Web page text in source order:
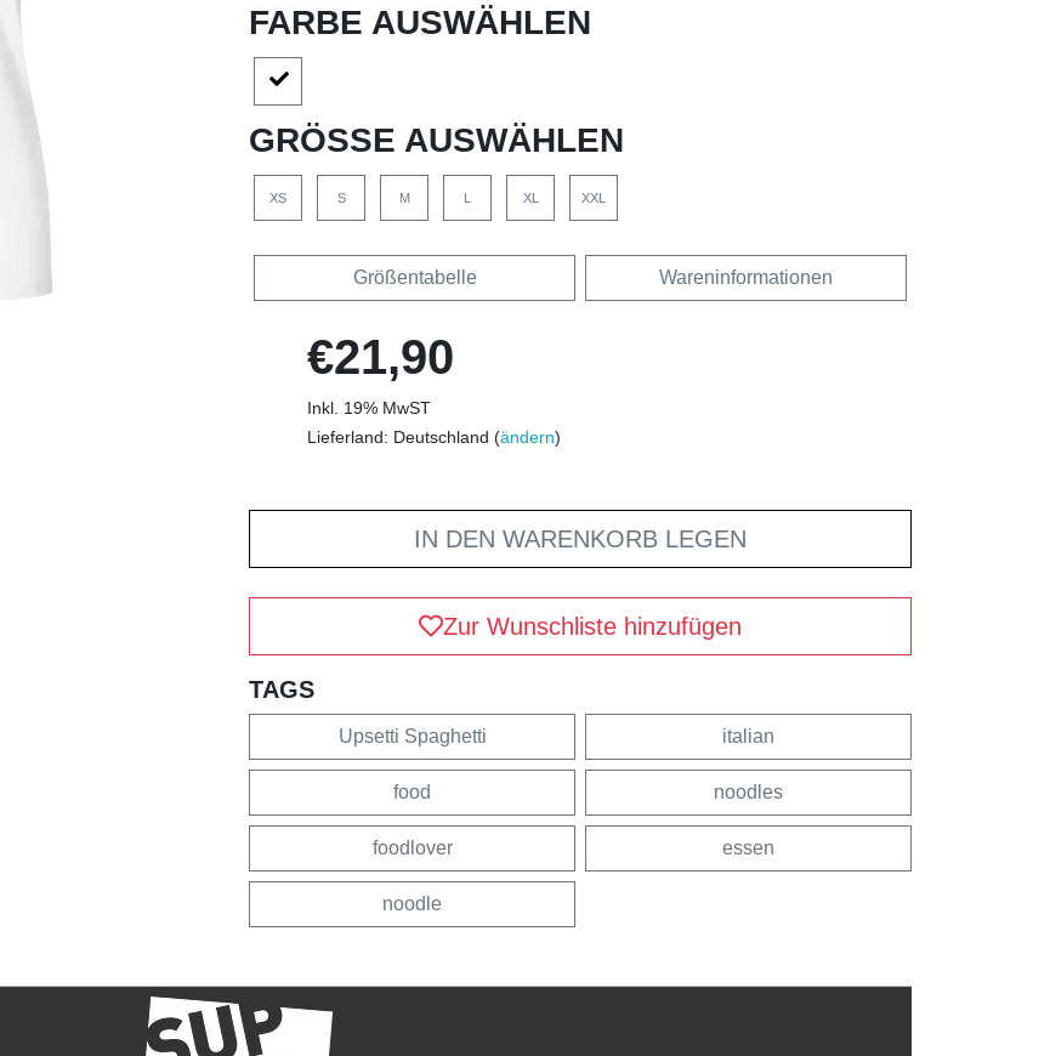
FARBE AUSWÄHLEN
GRÖSSE AUSWÄHLEN
XS S M L XL XXL
Größentabelle Wareninformationen
€21,90
Inkl. 19% MwST
Lieferland: Deutschland (ändern)
IN DEN WARENKORB LEGEN
Zur Wunschliste hinzufügen
TAGS
Upsetti Spaghetti italian
food noodles
foodlover essen
noodle